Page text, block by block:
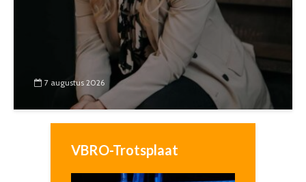
7 augustus 2026
VBRO-Trotsplaat